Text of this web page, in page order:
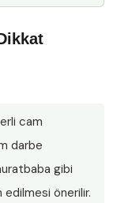
cam
darbe
gibi
edilmesi önerilir.